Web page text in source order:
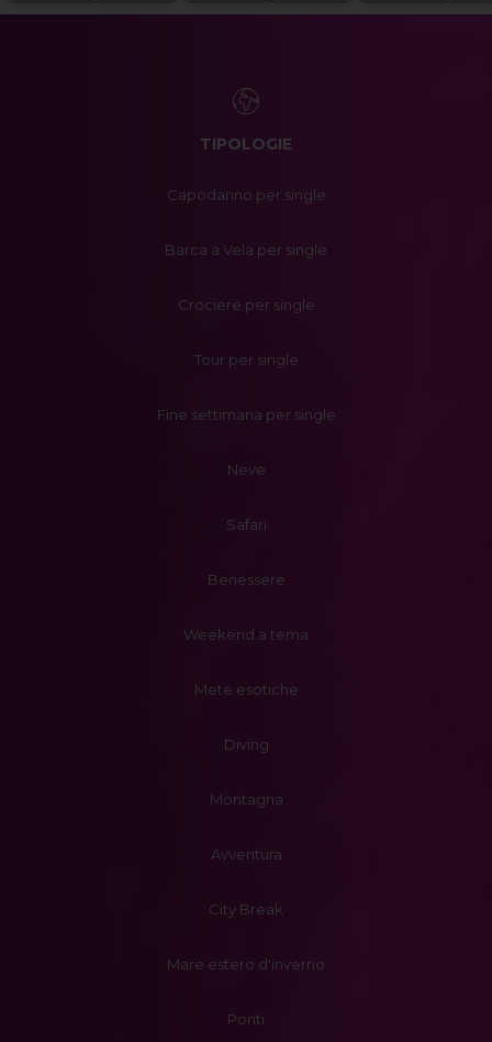
TIPOLOGIE
Capodanno per single
Barca a Vela per single
Crociere per single
Tour per single
Fine settimana per single
Neve
Safari
Benessere
Weekend a tema
Mete esotiche
Diving
Montagna
Avventura
City Break
Mare estero d'inverno
Ponti